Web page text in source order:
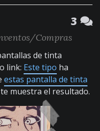
3
Compras
de tinta
link: Este tipo ha
estas pantalla de tinta
muestra el resultado.